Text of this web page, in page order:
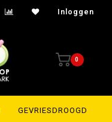
Inloggen
0
GEVRIESDROOGD